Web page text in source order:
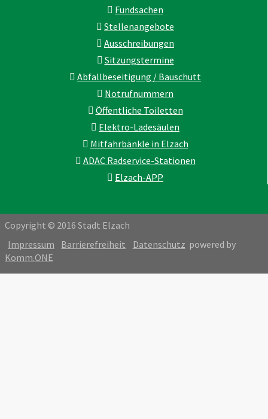
Fundsachen
Stellenangebote
Ausschreibungen
Sitzungstermine
Abfallbeseitigung / Bauschutt
Notrufnummern
Öffentliche Toiletten
Elektro-Ladesäulen
Mitfahrbänkle in Elzach
ADAC Radservice-Stationen
Elzach-APP
Copyright © 2016 Stadt Elzach
Impressum
Barrierefreiheit Datenschutz powered by
Komm.ONE